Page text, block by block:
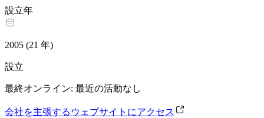
設立年
2005 (21 年)
設立
最終オンライン: 最近の活動なし
会社を主張する ウェブサイトにアクセス